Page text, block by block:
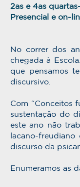
2as e 4as
Presencial e on-
No correr dos
chegada à
que pensamos
discursivo.
Com “Conceitos
sustentação do
este ano não
lacano-
discurso da
Enumeramos as